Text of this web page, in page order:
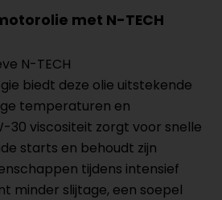
met N-TECH
N-TECH
biedt deze olie uitstekende
temperaturen en
30 viscositeit zorgt voor snelle
starts en behoudt zijn
tijdens intensief
minder slijtage, een soepel